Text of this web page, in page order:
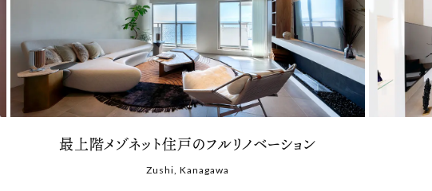
最上階メゾネット住戸のフルリノベーション
Zushi, Kanagawa